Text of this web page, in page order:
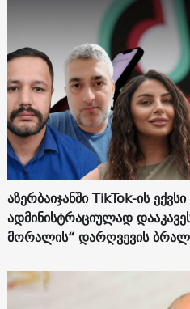
აზერბაიჯანში TikTok-ის
ადმინისტრაციულად
მორალის“ დარღვევის